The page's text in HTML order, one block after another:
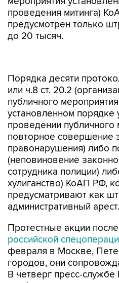
проведения митинга)
предусмотрен только
до 20 тысяч.
публичного
установленном
проведении публичного
повторное совершение
правонарушения) либо
(неповиновение
сотрудника полиции)
хулиганство) КоАП РФ,
предусматривают как
административный арест.
Протестные акции после
февраля в Москве,
городов, они
В четверг пресс-
сообщили озадержании
несогласованной акции